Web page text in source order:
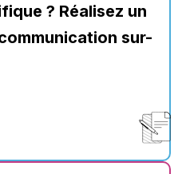
? Réalisez un
sur-